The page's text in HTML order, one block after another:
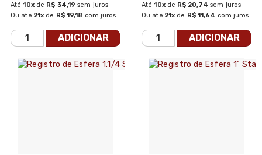
Até10xde R$ 34,19 sem juros
Ou até 21x de R$ 19,18 com juros
ADICIONAR
Até10xde R$ 20,74 sem juros
Ou até 21x de R$ 11,64 com juros
ADICIONAR